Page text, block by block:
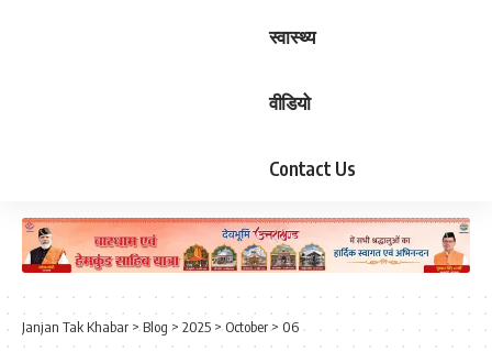
स्वास्थ्य
वीडियो
Contact Us
Janjan Tak Khabar >Blog > 2025 >October> 06